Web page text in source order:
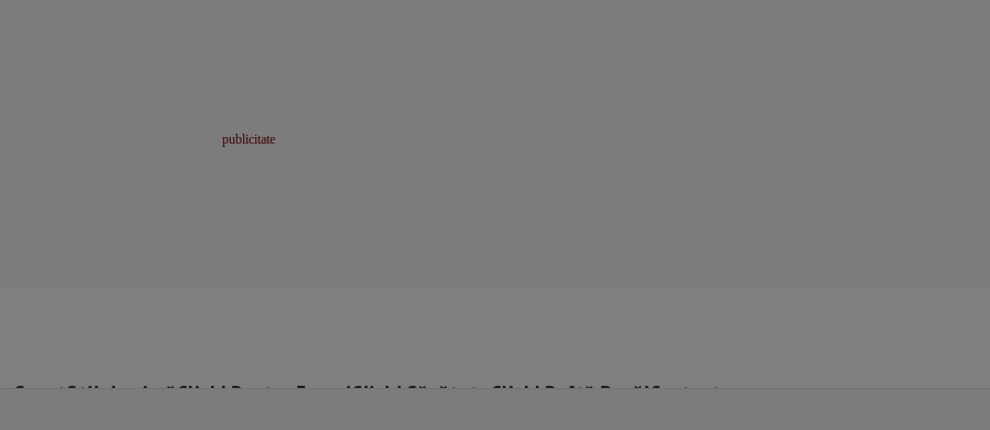
SportStil de viațăClick! Pentru FemeiClick! Sănătate Click! Poftă Bună!Contact